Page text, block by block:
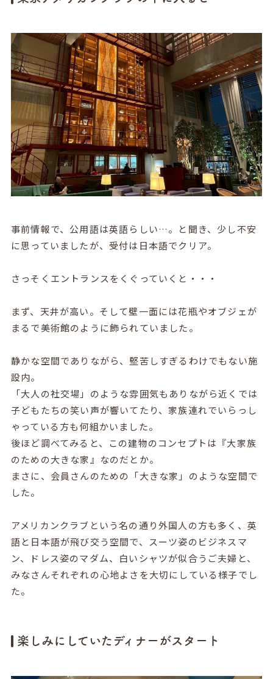
事前情報で、公用語は英語らしい…。と聞き、少し不安
に思っていましたが、受付は日本語でクリア。
さっそくエントランスをくぐっていくと・・・
まず、天井が高い。そして壁一面には花瓶やオブジェが
まるで美術館のように飾られていました。
静かな空間でありながら、堅苦しすぎるわけでもない施
設内。
「大人の社交場」のような雰囲気もありながら近くでは
子どもたちの笑い声が響いてたり、家族連れでいらっし
ゃっている方も何組かいました。
後ほど調べてみると、この建物のコンセプトは『大家族
のための大きな家』なのだとか。
まさに、会員さんのための「大きな家」のような空間で
した。
アメリカンクラブという名の通り外国人の方も多く、英
語と日本語が飛び交う空間で、スーツ姿のビジネスマ
ン、ドレス姿のマダム、白いシャツが似合うご夫婦と、
みなさんそれぞれの心地よさを大切にしている様子でし
た。
楽しみにしていたディナーがスタート